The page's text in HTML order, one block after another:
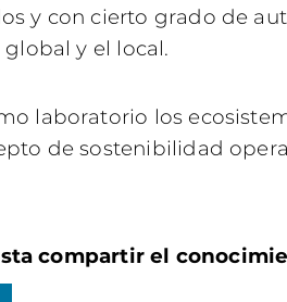
y con cierto grado de
y el local.
laboratorio los
de sostenibilidad
compartir el